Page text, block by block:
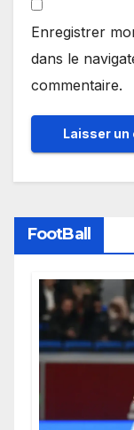
Enregistrer
dans le
commentaire.
FootBall